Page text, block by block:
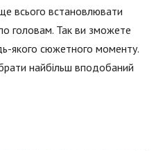
всього встановлювати
головам. Так ви зможете
якого сюжетного моменту.
найбільш вподобаний